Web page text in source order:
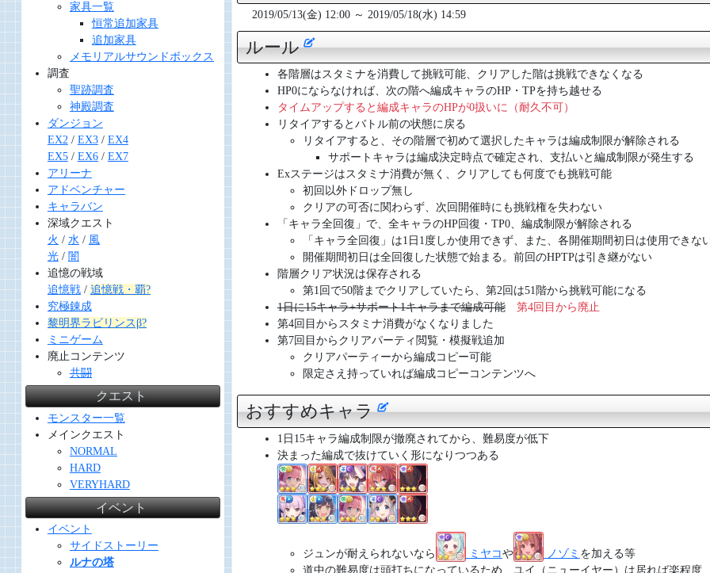
2019/05/13(金) 12:00 ～ 2019/05/18(水) 14:59
ルール
各階層はスタミナを消費して挑戦可能、クリアした階は挑戦できなくなる
HP0にならなければ、次の階へ編成キャラのHP・TPを持ち越せる
タイムアップすると編成キャラのHPが0扱いに（耐久不可）
リタイアするとバトル前の状態に戻る
リタイアすると、その階層で初めて選択したキャラは編成制限が解除される
サポートキャラは編成決定時点で確定され、支払いと編成制限が発生する
Exステージはスタミナ消費が無く、クリアしても何度でも挑戦可能
初回以外ドロップ無し
クリアの可否に関わらず、次回開催時にも挑戦権を失わない
「キャラ全回復」で、全キャラのHP回復・TP0、編成制限が解除される
「キャラ全回復」は1日1度しか使用できず、また、各開催期間初日は使用できな
開催期間初日は全回復した状態で始まる。前回のHPTPは引き継がない
階層クリア状況は保存される
第1回で50階までクリアしていたら、第2回は51階から挑戦可能になる
1日に15キャラ+サポート1キャラまで編成可能
第4回目から廃止
第4回目からスタミナ消費がなくなりました
第7回目からクリアパーティ閲覧・模擬戦追加
クリアパーティーから編成コピー可能
限定さえ持っていれば編成コピーコンテンツへ
おすすめキャラ
1日15キャラ編成制限が撤廃されてから、難易度が低下
決まった編成で抜けていく形になりつつある
ジュンが耐えられないなら ミヤコや ノゾミ を加える等
道中の難易度は頭打ちになっているため、ユイ（ニューイヤー）は居れば楽程度
家具一覧
恒常追加家具
追加家具
メモリアルサウンドボックス
調査
聖跡調査
神殿調査
ダンジョン
EX2/ EX3/ EX4
EX5/ EX6/ EX7
アリーナ
アドベンチャー
キャラバン
深域クエスト
火 / 水/ 風
光/ 闇
追憶の戦域
追憶戦/ 追憶戦・覇?
究極錬成
黎明界ラビリンスβ?
ミニゲーム
廃止コンテンツ
共闘
クエスト
モンスター一覧
メインクエスト
NORMAL
HARD
VERYHARD
イベント
イベント
サイドストーリー
ルナの塔